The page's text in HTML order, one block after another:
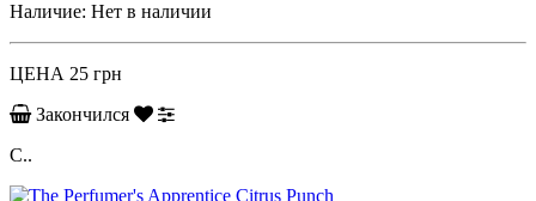
Наличие: Нет в наличии
ЦЕНА 25 грн
Закончился
С..